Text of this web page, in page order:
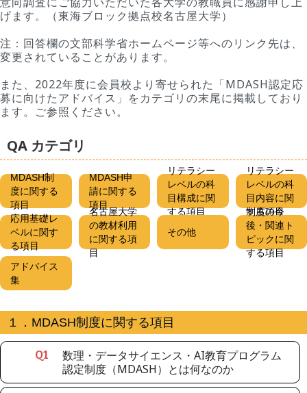
げます。（東海ブロック拠点校名古屋大学）
注：回答欄の文部科学省ホームページ等へのリンク先は、
変更されていることがあります。
また、2022年度に会員校より寄せられた「MDASH認定応
募に向けたアドバイス」をカテゴリの末尾に掲載しており
ます。ご参照ください。
QA カテゴリ
MDASH制
度に関する
項目
MDASH申
請に関する
項目
リテラシー
レベルの科
目構成に関
する項目
リテラシー
レベルの科
目内容に関
する項目
応用基礎レ
ベルに関す
る項目
名古屋大学
の教材利用
に関する項
目
その他
制度の今
後・関連ト
ピックに関
する項目
アドバイス
集
１．MDASH制度に関する項目
Q1
数理・データサイエンス・AI教育プログラム
認定制度（MDASH）とは何なのか